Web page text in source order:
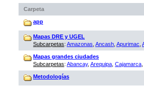
Carpeta
app
Mapas DRE y UGEL
Subcarpetas: Amazonas Ancash Apurimac
Mapas grandes ciudades
Subcarpetas: Abancay, Arequipa Cajamarca
Metodologías